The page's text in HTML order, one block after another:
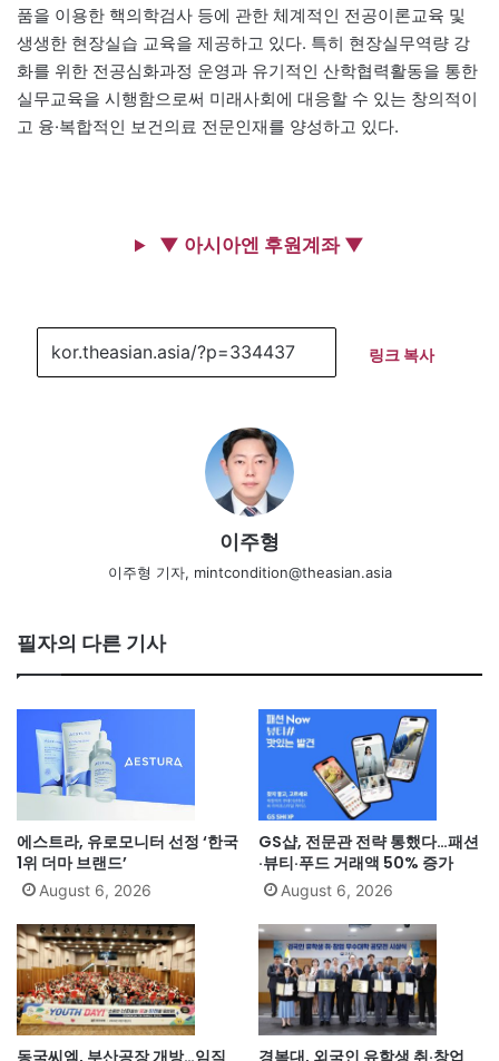
품을 이용한 핵의학검사 등에 관한 체계적인 전공이론교육 및
생생한 현장실습 교육을 제공하고 있다. 특히 현장실무역량 강
화를 위한 전공심화과정 운영과 유기적인 산학협력활동을 통한
실무교육을 시행함으로써 미래사회에 대응할 수 있는 창의적이
고 융·복합적인 보건의료 전문인재를 양성하고 있다.
▼ 아시아엔 후원계좌 ▼
링크 복사
이주형
이주형 기자, mintcondition@theasian.asia
필자의 다른 기사
에스트라, 유로모니터 선정 ‘한국
1위 더마 브랜드’
August 6, 2026
GS샵, 전문관 전략 통했다…패션
·뷰티·푸드 거래액 50% 증가
August 6, 2026